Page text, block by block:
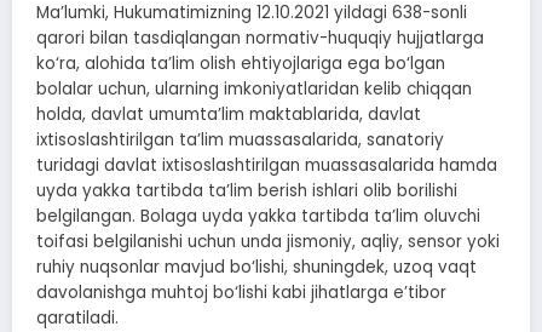
Ma’lumki, Hukumatimizning 12.10.2021 yildagi 638-sonli
qarori bilan tasdiqlangan normativ-huquqiy hujjatlarga
ko‘ra, alohida ta’lim olish ehtiyojlariga ega bo‘lgan
bolalar uchun, ularning imkoniyatlaridan kelib chiqqan
holda, davlat umumta’lim maktablarida, davlat
ixtisoslashtirilgan ta’lim muassasalarida, sanatoriy
turidagi davlat ixtisoslashtirilgan muassasalarida hamda
uyda yakka tartibda ta’lim berish ishlari olib borilishi
belgilangan. Bolaga uyda yakka tartibda ta’lim oluvchi
toifasi belgilanishi uchun unda jismoniy, aqliy, sensor yoki
ruhiy nuqsonlar mavjud bo‘lishi, shuningdek, uzoq vaqt
davolanishga muhtoj bo‘lishi kabi jihatlarga e’tibor
qaratiladi.